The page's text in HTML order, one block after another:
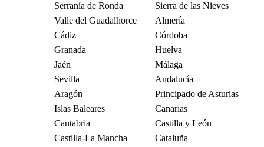
Serranía de Ronda
Sierra de las Nieves
Valle del Guadalhorce
Almería
Cádiz
Córdoba
Granada
Huelva
Jaén
Málaga
Sevilla
Andalucía
Aragón
Principado de Asturias
Islas Baleares
Canarias
Cantabria
Castilla y León
Castilla-La Mancha
Cataluña